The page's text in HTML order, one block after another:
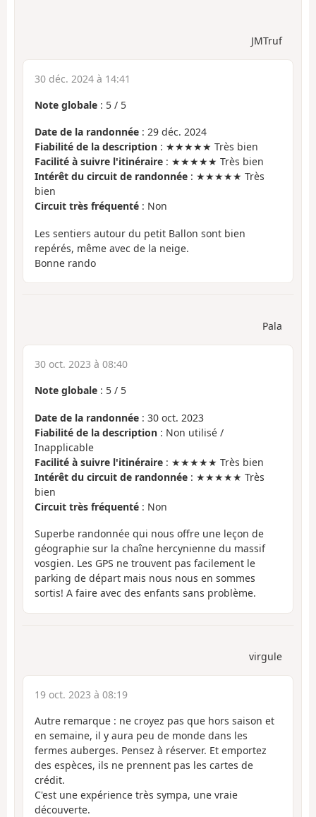
JMTruf
30 déc. 2024 à 14:41
Note globale : 5 / 5
Date de la randonnée : 29 déc. 2024
Fiabilité de la description : ★★★★★ Très bien
Facilité à suivre l'itinéraire : ★★★★★ Très bien
Intérêt du circuit de randonnée : ★★★★★ Très
bien
Circuit très fréquenté : Non
Les sentiers autour du petit Ballon sont bien
repérés, même avec de la neige.
Bonne rando
Pala
30 oct. 2023 à 08:40
Note globale : 5 / 5
Date de la randonnée : 30 oct. 2023
Fiabilité de la description : Non utilisé /
Inapplicable
Facilité à suivre l'itinéraire : ★★★★★ Très bien
Intérêt du circuit de randonnée : ★★★★★ Très
bien
Circuit très fréquenté : Non
Superbe randonnée qui nous offre une leçon de
géographie sur la chaîne hercynienne du massif
vosgien. Les GPS ne trouvent pas facilement le
parking de départ mais nous nous en sommes
sortis! A faire avec des enfants sans problème.
virgule
19 oct. 2023 à 08:19
Autre remarque : ne croyez pas que hors saison et
en semaine, il y aura peu de monde dans les
fermes auberges. Pensez à réserver. Et emportez
des espèces, ils ne prennent pas les cartes de
crédit.
C'est une expérience très sympa, une vraie
découverte.